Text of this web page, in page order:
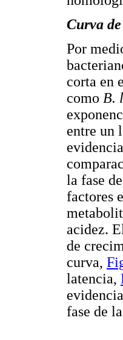
Curva
Por
corta en
como B.
entre un
la fase
factores
acidez.
de
curva,
latencia,
fase de